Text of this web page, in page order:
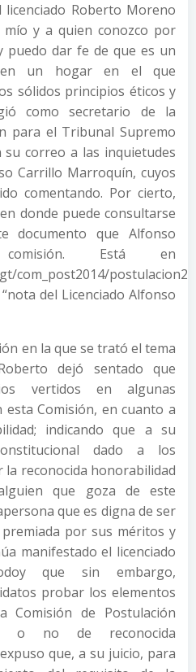
licenciado Roberto Moreno
y a quien conozco por
puedo dar fe de que es un
en un hogar en el que
sólidos principios éticos y
como secretario de la
para el Tribunal Supremo
correo a las inquietudes
Carrillo Marroquín, cuyos
comentando. Por cierto,
donde puede consultarse
documento que Alfonso
Está en
com_post2014/
del Licenciado Alfonso
en la que se trató el tema
dejó sentado que
vertidos en algunas
Comisión, en cuanto a
indicando que a su
dado a los
la reconocida honorabilidad
que goza de este
que es digna de ser
por sus méritos y
manifestado el licenciado
que sin embargo,
probar los elementos
Comisión de Postulación
o no de reconocida
que, a su juicio, para